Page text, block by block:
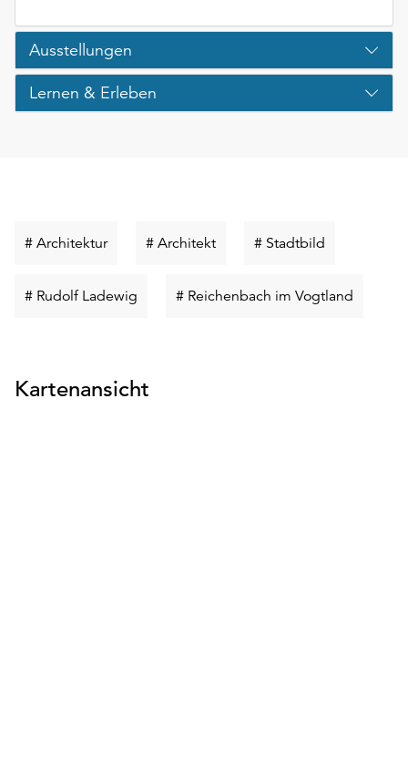
Ausstellungen
Lernen & Erleben
# ArchitekturSchlüsselwort
# ArchitektSchlüsselwort
# Stadtbild
# Rudolf Ladewig Schlüsselwort
# Reichenbach im Vogtland
Kartenansicht